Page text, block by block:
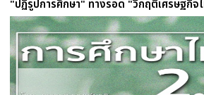
"ปฏิรูปการศึกษา" ทางรอด "วิกฤติเศรษฐกิจ